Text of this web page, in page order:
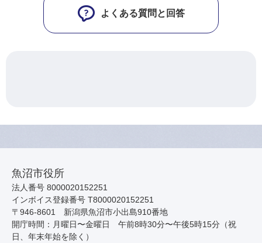
よくある質問と回答
魚沼市役所
法人番号 8000020152251
インボイス登録番号 T8000020152251
〒946-8601 新潟県魚沼市小出島910番地
開庁時間：月曜日〜金曜日 午前8時30分〜午後5時15分（祝
日、年末年始を除く）